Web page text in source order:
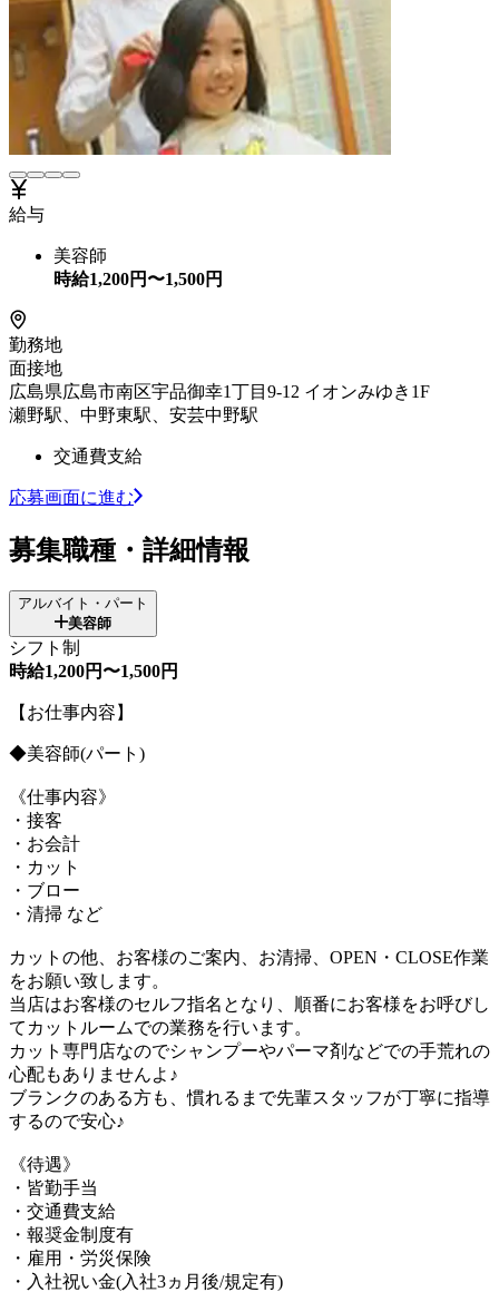
給与
美容師
時給1,200円〜1,500円
勤務地
面接地
広島県広島市南区宇品御幸1丁目9-12 イオンみゆき1F
瀬野駅、中野東駅、安芸中野駅
交通費支給
応募画面に進む
募集職種・詳細情報
アルバイト・パート
美容師
シフト制
時給1,200円〜1,500円
【お仕事内容】
◆美容師(パート)
《仕事内容》
・接客
・お会計
・カット
・ブロー
・清掃 など
カットの他、お客様のご案内、お清掃、OPEN・CLOSE作業
をお願い致します。
当店はお客様のセルフ指名となり、順番にお客様をお呼びし
てカットルームでの業務を行います。
カット専門店なのでシャンプーやパーマ剤などでの手荒れの
心配もありませんよ♪
ブランクのある方も、慣れるまで先輩スタッフが丁寧に指導
するので安心♪
《待遇》
・皆勤手当
・交通費支給
・報奨金制度有
・雇用・労災保険
・入社祝い金(入社3ヵ月後/規定有)